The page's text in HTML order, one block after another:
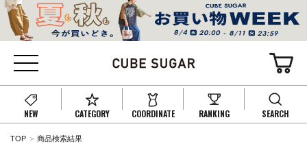
NEW CATEGORY COORDINATE RANKING SEARCH
TOP 商品検索結果